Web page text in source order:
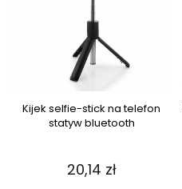
Kijek selfie-stick na telefon
statyw bluetooth
20,14 zł